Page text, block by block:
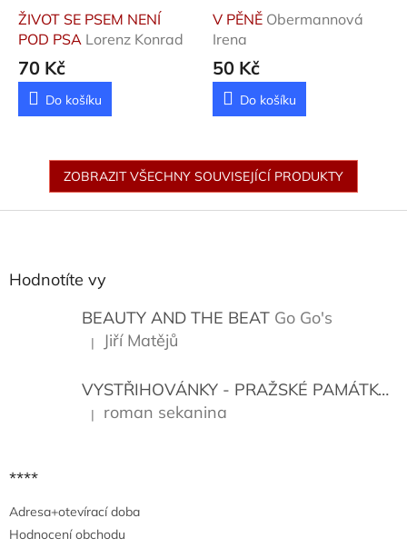
ŽIVOT SE PSEM NENÍ
POD PSA Lorenz Konrad
70 Kč
Do košíku
V PĚNĚ Obermannová
Irena
50 Kč
Do košíku
ZOBRAZIT VŠECHNY SOUVISEJÍCÍ PRODUKTY
Hodnotíte vy
BEAUTY AND THE BEAT Go Go's
Hodnocení produktu je 5 z 5 hvězdiček.
| Jiří Matějů
VYSTŘIHOVÁNKY - PRAŽSKÉ PAMÁTKY
Hodnocení produktu je 5 z 5 hvězdiček.
| roman sekanina
****
Adresa+otevírací doba
Hodnocení obchodu